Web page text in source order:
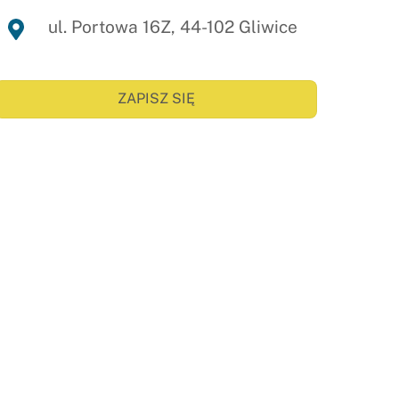
ul. Portowa 16Z, 44-102 Gliwice
ZAPISZ SIĘ